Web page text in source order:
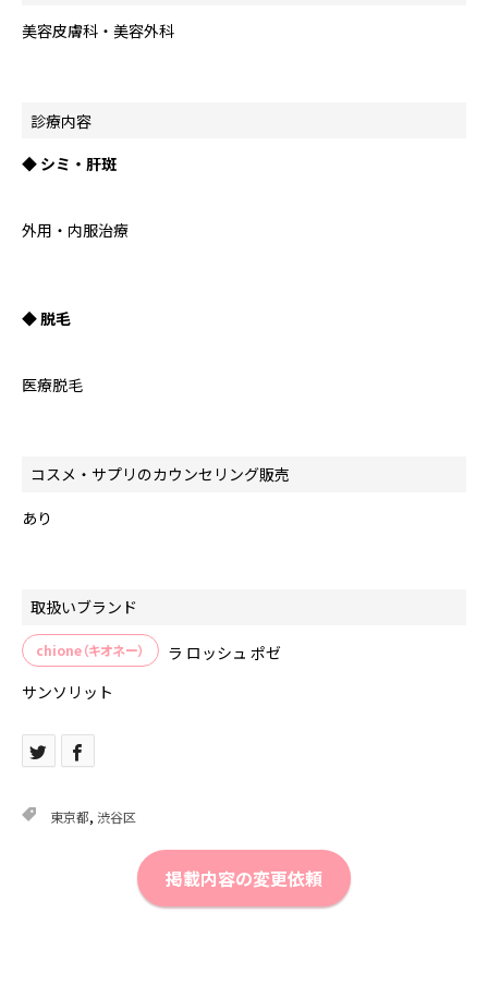
美容皮膚科・美容外科
診療内容
◆ シミ・肝斑
外用・内服治療
◆ 脱毛
医療脱毛
コスメ・サプリのカウンセリング販売
あり
取扱いブランド
chione（キオネー）
ラ ロッシュ ポゼ
サンソリット
東京都, 渋谷区
掲載内容の変更依頼